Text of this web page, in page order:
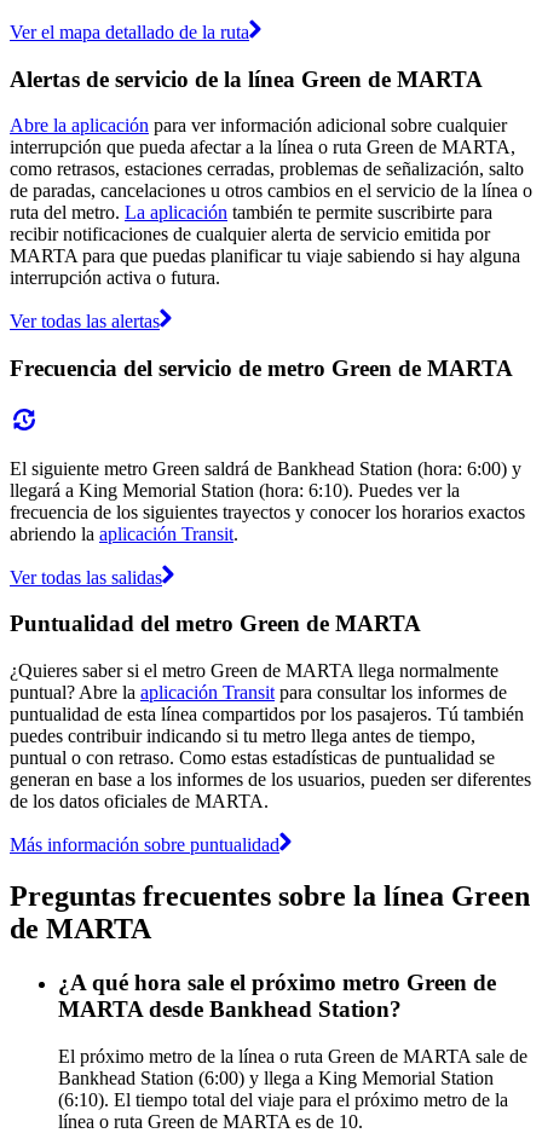
Ver el mapa detallado de la ruta
Alertas de servicio de la línea Green de MARTA
Abre la aplicación para ver información adicional sobre cualquier
interrupción que pueda afectar a la línea o ruta Green de MARTA,
como retrasos, estaciones cerradas, problemas de señalización, salto
de paradas, cancelaciones u otros cambios en el servicio de la línea o
ruta del metro. La aplicación también te permite suscribirte para
recibir notificaciones de cualquier alerta de servicio emitida por
MARTA para que puedas planificar tu viaje sabiendo si hay alguna
interrupción activa o futura.
Ver todas las alertas
Frecuencia del servicio de metro Green de MARTA
El siguiente metro Green saldrá de Bankhead Station (hora: 6:00) y
llegará a King Memorial Station (hora: 6:10). Puedes ver la
frecuencia de los siguientes trayectos y conocer los horarios exactos
abriendo la aplicación Transit.
Ver todas las salidas
Puntualidad del metro Green de MARTA
¿Quieres saber si el metro Green de MARTA llega normalmente
puntual? Abre la aplicación Transit para consultar los informes de
puntualidad de esta línea compartidos por los pasajeros. Tú también
puedes contribuir indicando si tu metro llega antes de tiempo,
puntual o con retraso. Como estas estadísticas de puntualidad se
generan en base a los informes de los usuarios, pueden ser diferentes
de los datos oficiales de MARTA.
Más información sobre puntualidad
Preguntas frecuentes sobre la línea Green
de MARTA
¿A qué hora sale el próximo metro Green de
MARTA desde Bankhead Station?
El próximo metro de la línea o ruta Green de MARTA sale de
Bankhead Station (6:00) y llega a King Memorial Station
(6:10). El tiempo total del viaje para el próximo metro de la
línea o ruta Green de MARTA es de 10.